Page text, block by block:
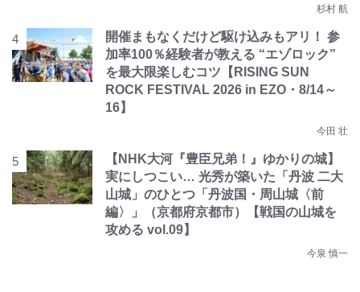
杉村 航
開催まもなくだけど駆け込みもアリ！ 参
加率100％経験者が教える “エゾロック”
を最大限楽しむコツ【RISING SUN
ROCK FESTIVAL 2026 in EZO・8/14～
16】
今田 壮
【NHK大河『豊臣兄弟！』ゆかりの城】
実にしつこい… 光秀が築いた「丹波 二大
山城」のひとつ「丹波国・周山城〈前
編〉」（京都府京都市）【戦国の山城を
攻める vol.09】
今泉 慎一